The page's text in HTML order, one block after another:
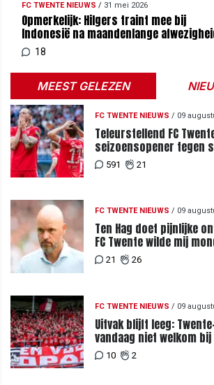
FC TWENTE NIEUWS / 31 mei 2026
Opmerkelijk: Hilgers traint mee bij
Indonesië na maandenlange
18
MEEST GELEZEN
FC TWENTE NIEUWS / 09
Teleurstellend FC
seizoensopener tegen
591 21
FC TWENTE NIEUWS / 09
Ten Hag doet pijnlijke
FC Twente wilde mij
21 26
FC TWENTE NIEUWS / 09
Uitvak blijft leeg:
vandaag niet welkom bij
10 2